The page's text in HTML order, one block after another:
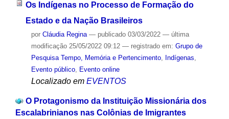
Os Indígenas no Processo de Formação do
Estado e da Nação Brasileiros
por Cláudia Regina — publicado03/03/2022 — última
modificação25/05/2022 09:12 — registrado em: Grupo de
Pesquisa Tempo, Memória e Pertencimento, Indígenas,
Evento público, Evento online
Localizado em EVENTOS
O Protagonismo da Instituição Missionária dos
Escalabrinianos nas Colônias de Imigrantes